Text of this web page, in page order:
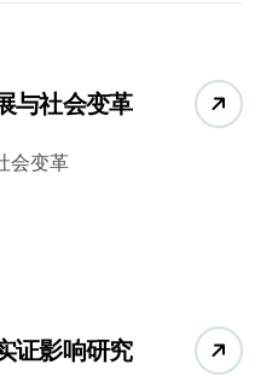
与社会变革
会变革
证影响研究